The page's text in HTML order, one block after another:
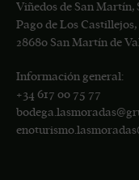
Viñedos de San Martín,
Pago de Los
28680 San Martín de
Información general:
+34 617 00 75 77